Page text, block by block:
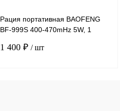
Рация портативная BAOFENG
BF-999S 400-470mHz 5W, 1
1 400 ₽ / шт